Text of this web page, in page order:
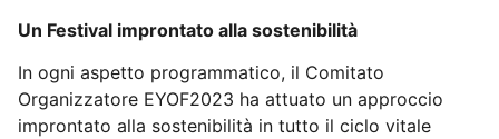
Un Festival improntato alla sostenibilità
In ogni aspetto programmatico, il Comitato
Organizzatore EYOF2023 ha attuato un approccio
improntato alla sostenibilità in tutto il ciclo vitale